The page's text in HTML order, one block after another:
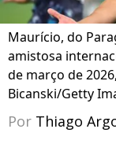
Maurício, do
amistosa
de março de
Bicanski/Getty
Por Thiago